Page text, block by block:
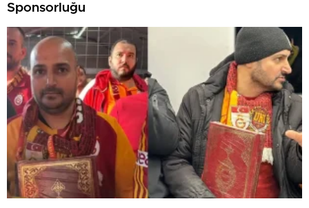
Sponsorluğu